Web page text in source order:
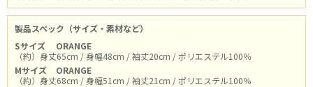
製品スペック（サイズ・素材など）
Sサイズ
ORANGE
（約）身丈65cm / 身幅48cm / 袖丈20cm / ポリエステル100％
Mサイズ
ORANGE
（約）身丈68cm / 身幅51cm / 袖丈21cm / ポリエステル100％